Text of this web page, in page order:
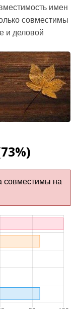
имен
совместимы
и деловой
совместимы на